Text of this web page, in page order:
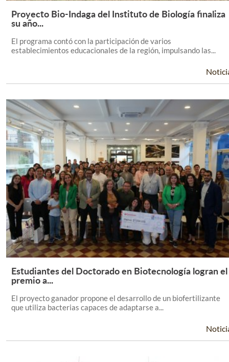
Leer Más +
Proyecto Bio-Indaga del Instituto de Biología finaliza
su año...
El programa contó con la participación de varios
establecimientos educacionales de la región, impulsando las...
Leer Más +
Estudiantes del Doctorado en Biotecnología logran el
premio a...
El proyecto ganador propone el desarrollo de un biofertilizante
que utiliza bacterias capaces de adaptarse a...